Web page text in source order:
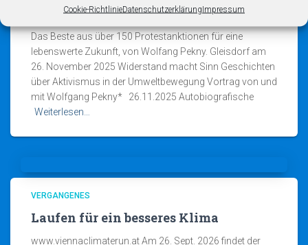
Cookie-RichtlinieDatenschutzerklärungImpressum
Widerstand
Das Beste aus über 150 Protestanktionen für eine
lebenswerte Zukunft, von Wolfang Pekny. Gleisdorf am
26. November 2025 Widerstand macht Sinn Geschichten
über Aktivismus in der Umweltbewegung Vortrag von und
mit Wolfgang Pekny* 26.11.2025 Autobiografische
Weiterlesen…
VERGANGENES
Laufen für ein besseres Klima
www.viennaclimaterun.at Am 26. Sept. 2026 findet der